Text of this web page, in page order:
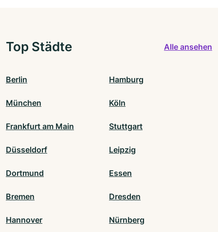
Top Städte Alle ansehen
Berlin Hamburg
München Köln
Frankfurt am Main Stuttgart
Düsseldorf Leipzig
Dortmund Essen
Bremen Dresden
Hannover Nürnberg